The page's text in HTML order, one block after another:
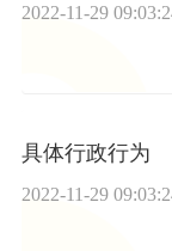
2022-11-29
具体行政行为
2022-11-29